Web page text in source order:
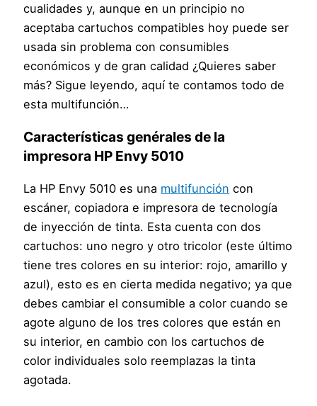
cualidades y, aunque en un principio no
aceptaba cartuchos compatibles hoy puede ser
usada sin problema con consumibles
económicos y de gran calidad ¿Quieres saber
más? Sigue leyendo, aquí te contamos todo de
esta multifunción…
Características genérales de la
impresora HP Envy 5010
La HP Envy 5010 es una multifunción con
escáner, copiadora e impresora de tecnología
de inyección de tinta. Esta cuenta con dos
cartuchos: uno negro y otro tricolor (este último
tiene tres colores en su interior: rojo, amarillo y
azul), esto es en cierta medida negativo; ya que
debes cambiar el consumible a color cuando se
agote alguno de los tres colores que están en
su interior, en cambio con los cartuchos de
color individuales solo reemplazas la tinta
agotada.